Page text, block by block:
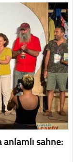
anlamlı sahne: